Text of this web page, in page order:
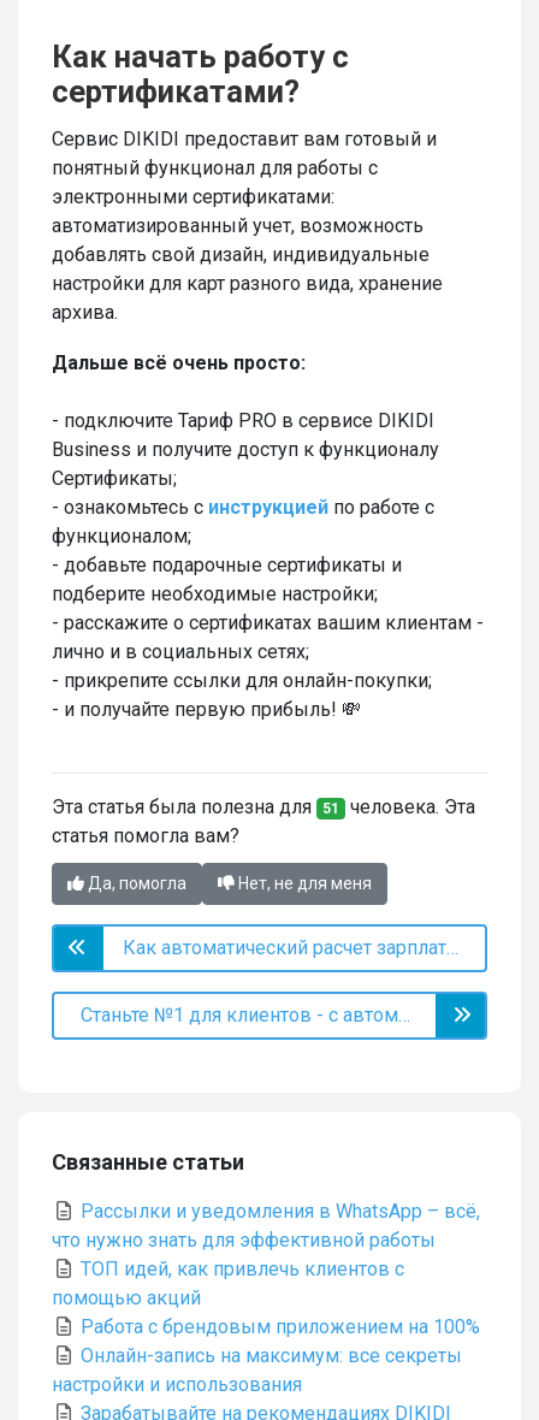
Как начать работу с
сертификатами?
Сервис DIKIDI предоставит вам готовый и
понятный функционал для работы с
электронными сертификатами:
автоматизированный учет, возможность
добавлять свой дизайн, индивидуальные
настройки для карт разного вида, хранение
архива.
Дальше всё очень просто:
- подключите Тариф PRO в сервисе DIKIDI
Business и получите доступ к функционалу
Сертификаты;
- ознакомьтесь с инструкцией по работе с
функционалом;
- добавьте подарочные сертификаты и
подберите необходимые настройки;
- расскажите о сертификатах вашим клиентам -
лично и в социальных сетях;
- прикрепите ссылки для онлайн-покупки;
- и получайте первую прибыль! 💸
Эта статья была полезна для 51 человека. Эта
статья помогла вам?
Да, помогла Нет, не для меня
Как автоматический расчет зарплаты помогает удерживать сотрудников?
Cтаньте №1 для клиентов - с автоматическими напоминаниями и уведомлениями
Связанные статьи
Рассылки и уведомления в WhatsApp – всё,
что нужно знать для эффективной работы
ТОП идей, как привлечь клиентов с
помощью акций
Работа с брендовым приложением на 100%
Онлайн-запись на максимум: все секреты
настройки и использования
Зарабатывайте на рекомендациях DIKIDI